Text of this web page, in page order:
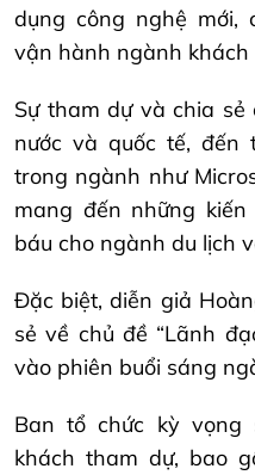
dụng công nghệ mới,
vận hành ngành
Sự tham dự và chia
nước và quốc tế,
trong ngành như
mang đến những
báu cho ngành du lịch
Đặc biệt, diễn giả
sẻ về chủ đề “Lãnh
vào phiên buổi sáng
Ban tổ chức kỳ
khách tham dự, bao